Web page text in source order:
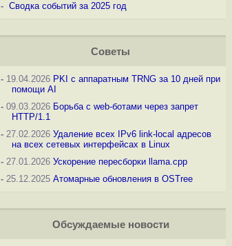
- Сводка событий за 2025 год
Советы
-19.04.2026 PKI с аппаратным TRNG за 10 дней при
помощи AI
-09.03.2026 Борьба с web-ботами через запрет
HTTP/1.1
-27.02.2026 Удаление всех IPv6 link-local адресов
на всех сетевых интерфейсах в Linux
-27.01.2026 Ускорение пересборки llama.cpp
-25.12.2025 Атомарные обновления в OSTree
Обсуждаемые новости